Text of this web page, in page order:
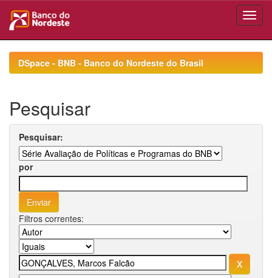
navigationDSpace - BNB - Banco do Nordeste do Brasil
Pesquisar
Pesquisar:
por
Filtros correntes: